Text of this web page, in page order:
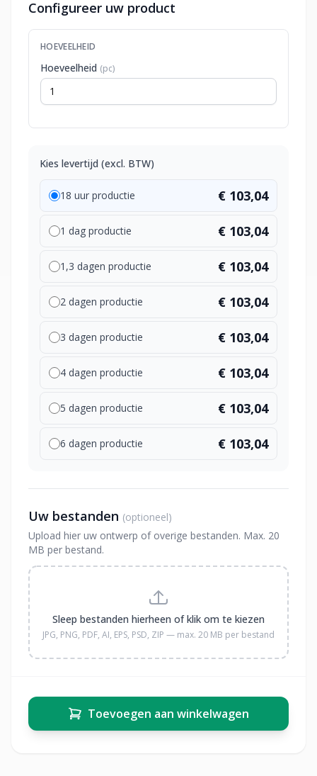
Configureer uw product
HOEVEELHEID
Hoeveelheid (pc)
Kies levertijd (excl. BTW)
18 uur productie € 103,04
1 dag productie € 103,04
1,3 dagen productie € 103,04
2 dagen productie € 103,04
3 dagen productie € 103,04
4 dagen productie € 103,04
5 dagen productie € 103,04
6 dagen productie € 103,04
Uw bestanden (optioneel)
Upload hier uw ontwerp of overige bestanden. Max. 20
MB per bestand.
Sleep bestanden hierheen of klik om te kiezen
JPG, PNG, PDF, AI, EPS, PSD, ZIP — max. 20 MB per bestand
Toevoegen aan winkelwagen